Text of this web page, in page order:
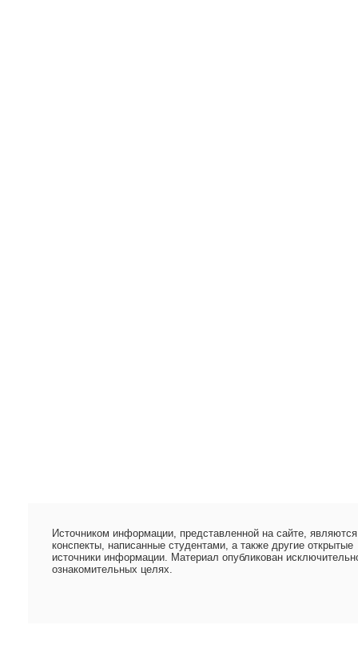
Источником информации, представленной на сайте, являются
конспекты, написанные студентами, а также другие открытые
источники информации. Материал опубликован
ознакомительных целях.